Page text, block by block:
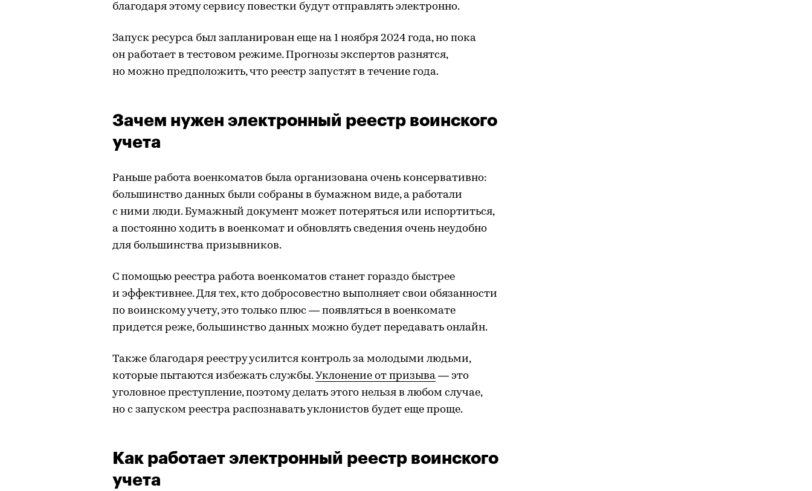
благодаря этому сервису повестки будут отправлять электронно.
Запуск ресурса был запланирован еще на 1 ноября 2024 года, но пока
он работает в тестовом режиме. Прогнозы экспертов разнятся,
но можно предположить, что реестр запустят в течение года.
Зачем нужен электронный реестр воинского
учета
Раньше работа военкоматов была организована очень консервативно:
большинство данных были собраны в бумажном виде, а работали
с ними люди. Бумажный документ может потеряться или испортиться,
а постоянно ходить в военкомат и обновлять сведения очень неудобно
для большинства призывников.
С помощью реестра работа военкоматов станет гораздо быстрее
и эффективнее. Для тех, кто добросовестно выполняет свои обязанности
по воинскому учету, это только плюс — появляться в военкомате
придется реже, большинство данных можно будет передавать онлайн.
Также благодаря реестру усилится контроль за молодыми людьми,
которые пытаются избежать службы.Уклонение от призыва — это
уголовное преступление, поэтому делать этого нельзя в любом случае,
но с запуском реестра распознавать уклонистов будет еще проще.
Как работает электронный реестр воинского
учета